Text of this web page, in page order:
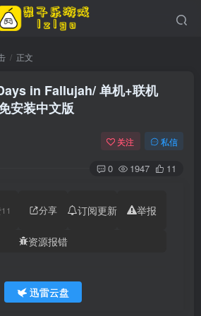
正文
in Fallujah/ 单机+联机
安装中文版
关注 私信
0 1947 11
11 分享 订阅更新 举报
资源报错
迅雷云盘